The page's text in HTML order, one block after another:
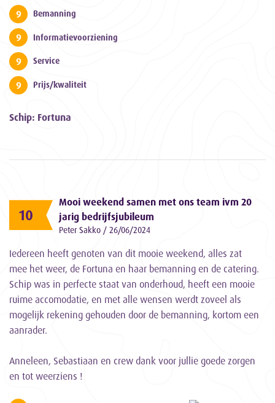
9 Bemanning
9 Informatievoorziening
9 Service
9 Prijs/kwaliteit
Schip: Fortuna
10
Mooi weekend samen met ons team ivm 20
jarig bedrijfsjubileum
Peter Sakko / 26/06/2024
Iedereen heeft genoten van dit mooie weekend, alles zat
mee het weer, de Fortuna en haar bemanning en de catering.
Schip was in perfecte staat van onderhoud, heeft een mooie
ruime accomodatie, en met alle wensen werdt zoveel als
mogelijk rekening gehouden door de bemanning, kortom een
aanrader.
Anneleen, Sebastiaan en crew dank voor jullie goede zorgen
en tot weerziens !